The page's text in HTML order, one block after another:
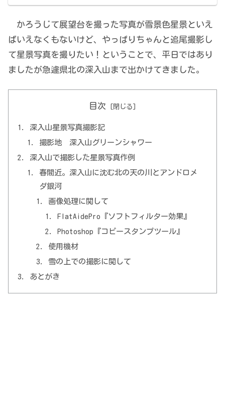
かろうじて展望台を撮った写真が雪景色星景といえ
ばいえなくもないけど、やっぱりちゃんと追尾撮影し
て星景写真を撮りたい！ということで、平日ではあり
ましたが急遽県北の深入山まで出かけてきました。
目次
深入山星景写真撮影記
撮影地 深入山グリーンシャワー
深入山で撮影した星景写真作例
春間近。深入山に沈む北の天の川とアンドロメ
ダ銀河
画像処理に関して
FlatAidePro『ソフトフィルター効果』
Photoshop『コピースタンプツール』
使用機材
雪の上での撮影に関して
あとがき